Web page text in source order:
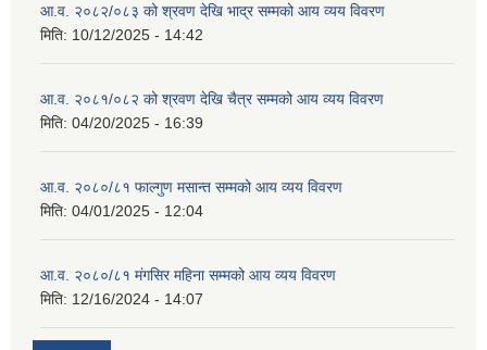
आ.व. २०८२/०८३ को श्रवण देखि भाद्र सम्मको आय व्यय विवरण
मिति: 10/12/2025 - 14:42
आ.व. २०८१/०८२ को श्रवण देखि चैत्र सम्मको आय व्यय विवरण
मिति: 04/20/2025 - 16:39
आ.व. २०८०/८१ फाल्गुण मसान्त सम्मको आय व्यय विवरण
मिति: 04/01/2025 - 12:04
आ.व. २०८०/८१ मंगसिर महिना सम्मको आय व्यय विवरण
मिति: 12/16/2024 - 14:07